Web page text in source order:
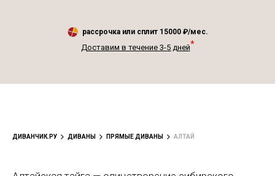
рассрочка или сплит 15000 ₽/мес.
Доставим в течение 3-5 дней*
ДИВАНЧИК.РУ ДИВАНЫ ПРЯМЫЕ ДИВАНЫ АЛТАЙ